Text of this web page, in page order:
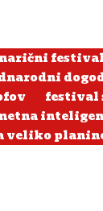
festival
veliko